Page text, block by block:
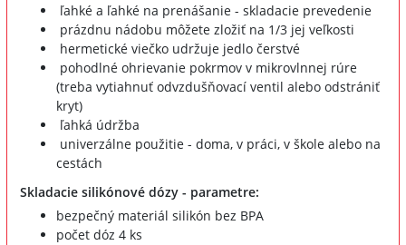
ľahké a ľahké na prenášanie - skladacie prevedenie
prázdnu nádobu môžete zložiť na 1/3 jej veľkosti
hermetické viečko udržuje jedlo čerstvé
pohodlné ohrievanie pokrmov v mikrovlnnej rúre
(treba vytiahnuť odvzdušňovací ventil alebo odstrániť
kryt)
ľahká údržba
univerzálne použitie - doma, v práci, v škole alebo na
cestách
Skladacie silikónové dózy - parametre:
bezpečný materiál silikón bez BPA
počet dóz 4 ks